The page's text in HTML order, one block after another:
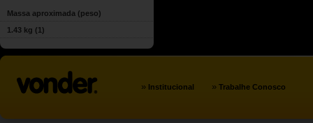
Massa aproximada (peso)
1.43 kg (1)
» Institucional » Trabalhe Conosco